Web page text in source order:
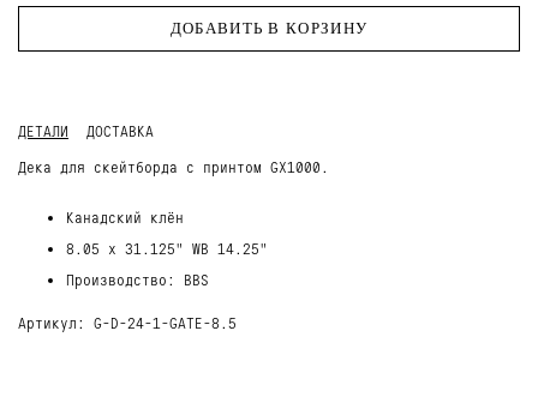
ДОБАВИТЬ В КОРЗИНУ
ДЕТАЛИ
ДОСТАВКА
Дека для скейтборда с принтом GX1000.
Канадский клён
8.05 x 31.125" WB 14.25"
Производство: BBS
Артикул: G-D-24-1-GATE-8.5